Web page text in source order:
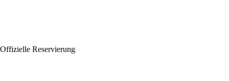
Offizielle Reservierung